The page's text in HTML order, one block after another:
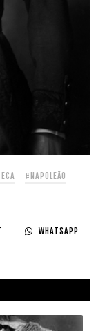
#NAPOLEÃO
WHATSAPP